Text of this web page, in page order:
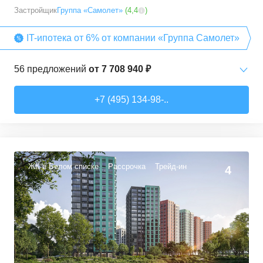
ЗастройщикГруппа «Самолет» (4,4 )
IT-ипотека от 6% от компании «Группа Самолет»
56 предложений от 7 708 940 ₽
34,71–49,54м² 22 предложения
2-комн. кв.
50,6–60,29
3-комн. кв. от16 491 230 ₽
74,3–94,8м² 22 предложения
+7 (495) 134-98-..
ЖК в Белом списке Рассрочка Трейд-ин 4